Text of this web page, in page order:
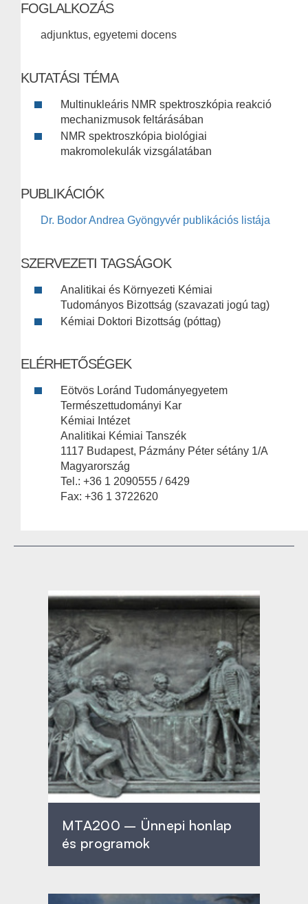
FOGLALKOZÁS
adjunktus, egyetemi docens
KUTATÁSI TÉMA
Multinukleáris NMR spektroszkópia reakció
mechanizmusok feltárásában
NMR spektroszkópia biológiai
makromolekulák vizsgálatában
PUBLIKÁCIÓK
Dr. Bodor Andrea Gyöngyvér publikációs listája
SZERVEZETI TAGSÁGOK
Analitikai és Környezeti Kémiai
Tudományos Bizottság (szavazati jogú tag)
Kémiai Doktori Bizottság (póttag)
ELÉRHETŐSÉGEK
Eötvös Loránd Tudományegyetem
Természettudományi Kar
Kémiai Intézet
Analitikai Kémiai Tanszék
1117 Budapest, Pázmány Péter sétány 1/A
Magyarország
Tel.: +36 1 2090555 / 6429
Fax: +36 1 3722620
MTA200 – Ünnepi honlap
és programok